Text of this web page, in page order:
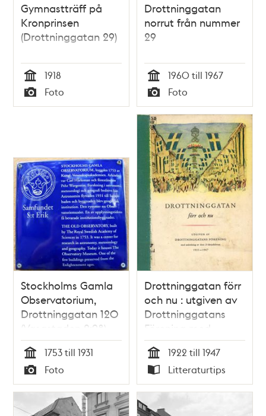
Gymnastträff på
Kronprinsen
(Drottninggatan 29)
Tid
1918
Typ
Foto
Drottninggatan
norrut från nummer
29
Tid
1960 till 1967
Typ
Foto
Stockholms Gamla
Observatorium,
Drottninggatan 120
(Vasastaden 2:98)
Tid
1753 till 1931
Typ
Foto
Drottninggatan förr
och nu : utgiven av
Drottninggatans
Förening med
anledning av dess
25-årsjubileum 1922-
1947 / redigerad av
Bengt G. Grafström
Tid
1922 till 1947
Typ
Litteraturtips